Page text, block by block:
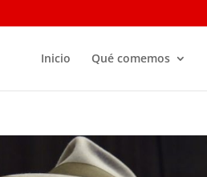
Inicio Qué comemos